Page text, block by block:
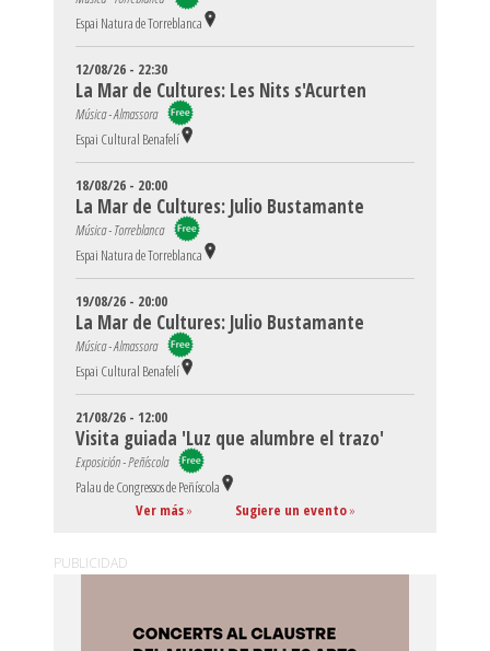
Espai Natura de Torreblanca
12/08/26 - 22:30
La Mar de Cultures: Les Nits s'Acurten
Música - Almassora
Espai Cultural Benafelí
18/08/26 - 20:00
La Mar de Cultures: Julio Bustamante
Música - Torreblanca
Espai Natura de Torreblanca
19/08/26 - 20:00
La Mar de Cultures: Julio Bustamante
Música - Almassora
Espai Cultural Benafelí
21/08/26 - 12:00
Visita guiada 'Luz que alumbre el trazo'
Exposición - Peñíscola
Palau de Congressos de Peñíscola
Ver más» Sugiere un evento»
PUBLICIDAD